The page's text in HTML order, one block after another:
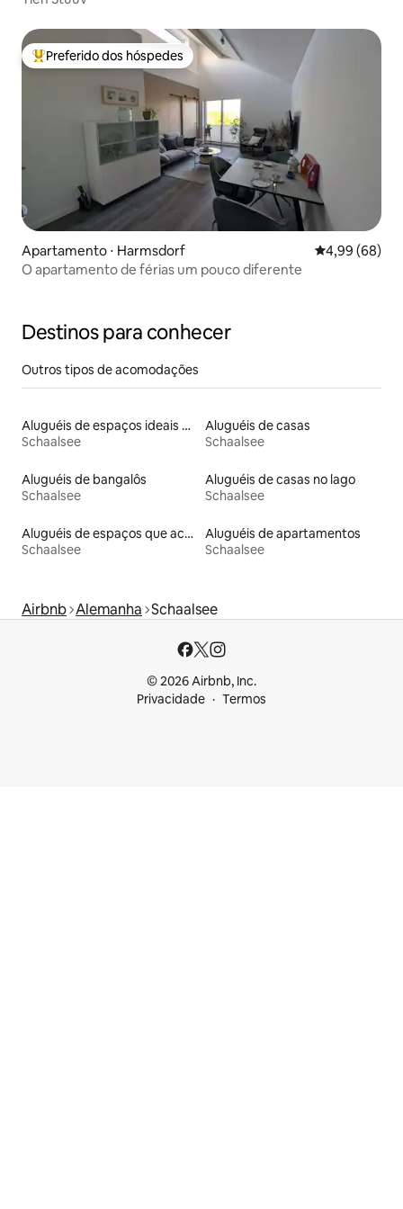
Entre os melhores preferidos dos hóspedes
Preferido dos hóspedes
Apartamento ⋅ Harmsdorf 4,99 de uma
4,99 (68)
O apartamento de férias um pouco diferente
Destinos para conhecer
Outros tipos de acomodações
Aluguéis de espaços ideais para famílias
Schaalsee
Aluguéis de casas
Schaalsee
Aluguéis de bangalôs
Schaalsee
Aluguéis de casas no lago
Schaalsee
Aluguéis de espaços que aceitam animais de estimação
Schaalsee
Aluguéis de apartamentos
Schaalsee
Airbnb Alemanha Schaalsee
© 2026 Airbnb, Inc.
Privacidade
Termos